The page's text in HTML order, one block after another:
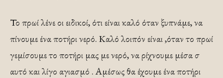
Το πρωί λένε οι ειδικοί, ότι είναι καλό όταν ξυπνάμε, να
πίνουμε ένα ποτήρι νερό. Καλό λοιπόν είναι ,όταν το πρωί
γεμίσουμε το ποτήρι μας με νερό, να ρίχνουμε μέσα σ
αυτό και λίγο αγιασμό . Αμέσως θα έχουμε ένα ποτήρι